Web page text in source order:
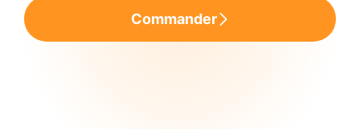
Commander